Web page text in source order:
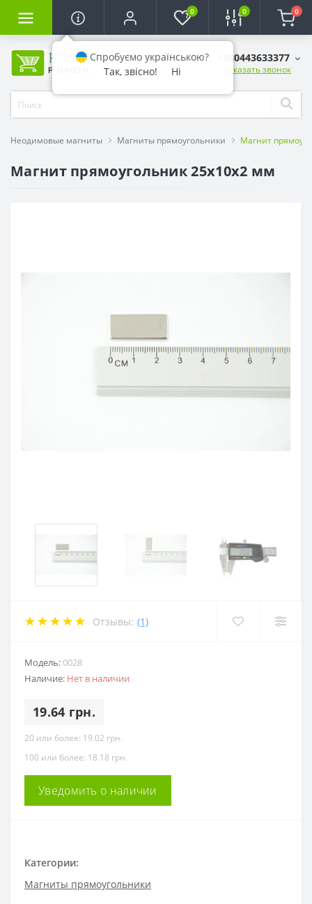
0 0 0
+380443633377
Заказать звонок
Неодимовые магниты Магниты прямоугольники Магнит
Магнит прямоугольник 25х10х2 мм
Отзывы: (1)
Модель:0028
Наличие: Нет в наличии
19.64 грн.
20 или более: 19.02 грн.
100 или более: 18.18 грн.
Уведомить о наличии
Категории:
Магниты прямоугольники
Спробуємо українською?
Так, звісно!
Ні